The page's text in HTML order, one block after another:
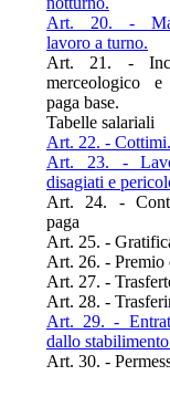
Art. 20. -
lavoro a turno.
Art. 21. -
merceologico
paga base.
Tabelle salariali
Art. 22. - Cottimi.
Art. 23. -
disagiati e
Art. 24. -
paga
Art. 25. -
Art. 26. - Premio
Art. 27. -
Art. 28. -
Art. 29. -
dallo
Art. 30. -